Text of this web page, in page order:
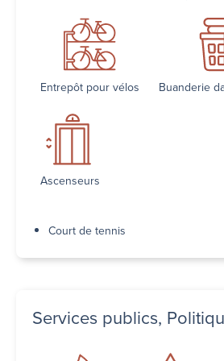
Entrepôt pour vélos Buanderie
Ascenseurs
Court de tennis
Services publics,